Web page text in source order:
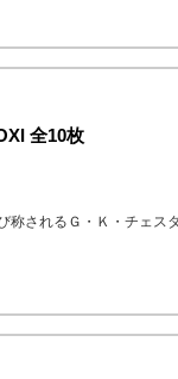
全10枚
称されるＧ・Ｋ・チェス